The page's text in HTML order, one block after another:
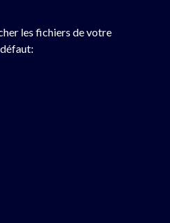
les fichiers de votre